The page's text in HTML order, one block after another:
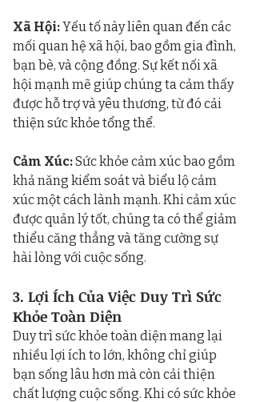
Xã Hội: Yếu tố này liên quan đến các
mối quan hệ xã hội, bao gồm gia đình,
bạn bè, và cộng đồng. Sự kết nối xã
hội mạnh mẽ giúp chúng ta cảm thấy
được hỗ trợ và yêu thương, từ đó cải
thiện sức khỏe tổng thể.
Cảm Xúc: Sức khỏe cảm xúc bao gồm
khả năng kiểm soát và biểu lộ cảm
xúc một cách lành mạnh. Khi cảm xúc
được quản lý tốt, chúng ta có thể giảm
thiểu căng thẳng và tăng cường sự
hài lòng với cuộc sống.
3. Lợi Ích Của Việc Duy Trì Sức
Khỏe Toàn Diện
Duy trì sức khỏe toàn diện mang lại
nhiều lợi ích to lớn, không chỉ giúp
bạn sống lâu hơn mà còn cải thiện
chất lượng cuộc sống. Khi có sức khỏe